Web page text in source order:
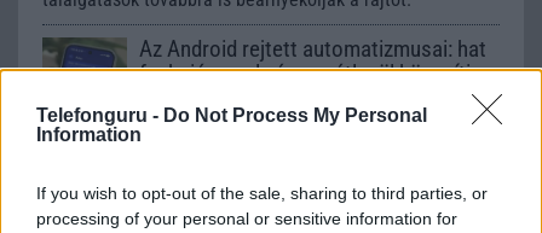
Telefonguru - Do Not Process My Personal
Information
If you wish to opt-out of the sale, sharing to third parties, or
processing of your personal or sensitive information for
Az Android rejtett automatizmusai: hat
funkció, amely észrevétlenül könnyíti
2026.06.14 | Android Police
amelyek maguktól dolgoznak a háttérben.